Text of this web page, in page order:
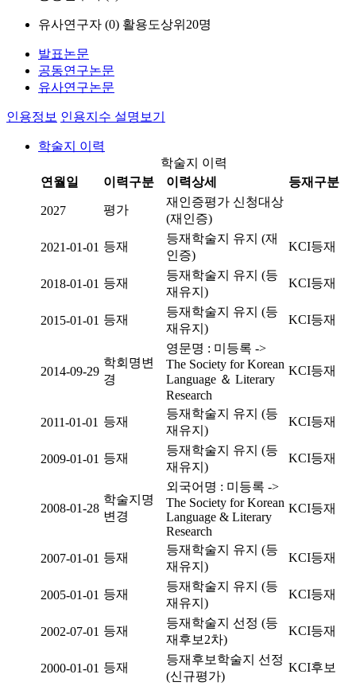
유사연구자 (0) 활용도상위20명
발표논문
공동연구논문
유사연구논문
인용정보 인용지수 설명보기
학술지 이력
학술지 이력
연월일
이력구분 이력상세 등재구분
2027 평가
재인증평가 신청대상
(재인증)
2021-01-01 등재
등재학술지 유지 (재
인증)
KCI등재
2018-01-01 등재
등재학술지 유지 (등
재유지)
KCI등재
2015-01-01 등재
등재학술지 유지 (등
재유지)
KCI등재
2014-09-29
학회명변
경
영문명 : 미등록 ->
The Society for Korean
Language ＆ Literary
Research
KCI등재
2011-01-01 등재
등재학술지 유지 (등
재유지)
KCI등재
2009-01-01 등재
등재학술지 유지 (등
재유지)
KCI등재
2008-01-28
학술지명
변경
외국어명 : 미등록 ->
The Society for Korean
Language & Literary
Research
KCI등재
2007-01-01 등재
등재학술지 유지 (등
재유지)
KCI등재
2005-01-01 등재
등재학술지 유지 (등
재유지)
KCI등재
2002-07-01 등재
등재학술지 선정 (등
재후보2차)
KCI등재
2000-01-01 등재
등재후보학술지 선정
(신규평가)
KCI후보